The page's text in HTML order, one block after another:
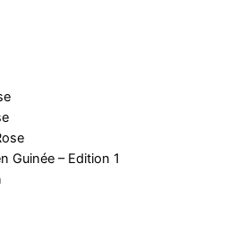
Guinée – Edition 1